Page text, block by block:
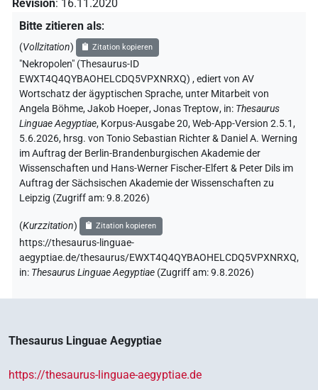
Revision: 16.11.2020
Bitte zitieren als:
(Vollzitation) Zitation kopieren
"Nekropolen" (Thesaurus-ID
EWXT4Q4QYBAOHELCDQ5VPXNRXQ) ,ediert von AV
Wortschatz der ägyptischen Sprache, unter Mitarbeit von
Angela Böhme,Jakob Hoeper,Jonas Treptow, in: Thesaurus
Linguae Aegyptiae, Korpus-Ausgabe 20, Web-App-Version 2.5.1,
5.6.2026, hrsg. von Tonio Sebastian Richter & Daniel A. Werning
im Auftrag der Berlin-Brandenburgischen Akademie der
Wissenschaften und Hans-Werner Fischer-Elfert & Peter Dils im
Auftrag der Sächsischen Akademie der Wissenschaften zu
Leipzig (Zugriff am:9.8.2026)
(Kurzzitation) Zitation kopieren
https://thesaurus-linguae-
aegyptiae.de/thesaurus/EWXT4Q4QYBAOHELCDQ5VPXNRXQ,
in: Thesaurus Linguae Aegyptiae (Zugriff am:9.8.2026)
Thesaurus Linguae Aegyptiae
https://thesaurus-linguae-aegyptiae.de